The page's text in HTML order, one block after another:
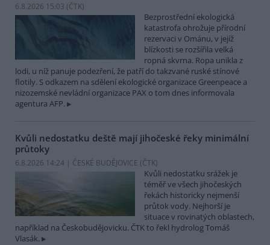
6.8.2026 15:03 (ČTK)
Bezprostřední ekologická
katastrofa ohrožuje přírodní
rezervaci v Ománu, v jejíž
blízkosti se rozšířila velká
ropná skvrna. Ropa unikla z
lodi, u níž panuje podezření, že patří do takzvané ruské stínové
flotily. S odkazem na sdělení ekologické organizace Greenpeace a
nizozemské nevládní organizace PAX o tom dnes informovala
agentura AFP.
Kvůli nedostatku deště mají jihočeské řeky minimální
průtoky
6.8.2026 14:24 | ČESKÉ BUDĚJOVICE (ČTK)
Kvůli nedostatku srážek je
téměř ve všech jihočeských
řekách historicky nejmenší
průtok vody. Nejhorší je
situace v rovinatých oblastech,
například na Českobudějovicku. ČTK to řekl hydrolog Tomáš
Vlasák.